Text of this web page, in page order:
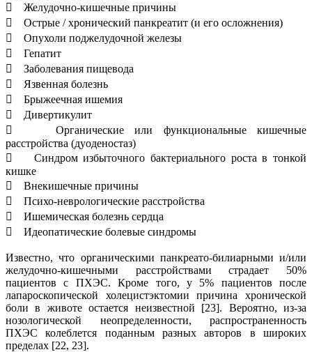
 Желудочно-кишечные причины
 Острые / хронический панкреатит (и его осложнения)
 Опухоли поджелудочной железы
 Гепатит
 Заболевания пищевода
 Язвенная болезнь
 Брыжеечная ишемия
 Дивертикулит
 Органические или функциональные кишечные
расстройства (дуоденостаз)
 Синдром избыточного бактериального роста в тонкой
кишке
 Внекишечные причины
 Психо-неврологические расстройства
 Ишемическая болезнь сердца
 Идеопатические болевые синдромы
Известно, что органическими панкреато-билиарными и/или
желудочно-кишечными расстройствами страдает 50%
пациентов с ПХЭС. Кроме того, у 5% пациентов после
лапароскопической холецистэктомии причина хронической
боли в животе остается неизвестной [23]. Вероятно, из-за
нозологической неопределенности, распространенность
ПХЭС колеблется поданным разных авторов в широких
пределах [22, 23].